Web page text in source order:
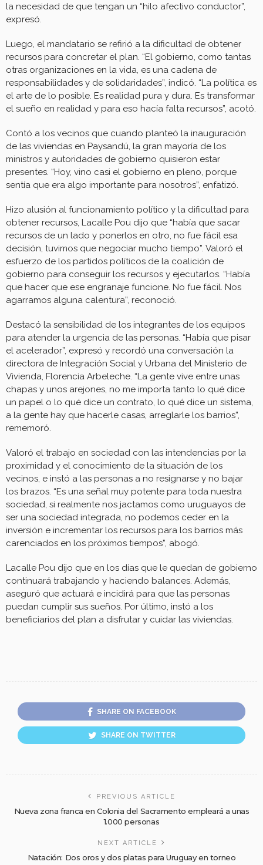
la necesidad de que tengan un “hilo afectivo conductor”,
expresó.
Luego, el mandatario se refirió a la dificultad de obtener
recursos para concretar el plan. “El gobierno, como tantas
otras organizaciones en la vida, es una cadena de
responsabilidades y de solidaridades”, indicó. “La política es
el arte de lo posible. Es realidad pura y dura. Es transformar
el sueño en realidad y para eso hacía falta recursos”, acotó.
Contó a los vecinos que cuando planteó la inauguración
de las viviendas en Paysandú, la gran mayoría de los
ministros y autoridades de gobierno quisieron estar
presentes. “Hoy, vino casi el gobierno en pleno, porque
sentía que era algo importante para nosotros”, enfatizó.
Hizo alusión al funcionamiento político y la dificultad para
obtener recursos, Lacalle Pou dijo que “había que sacar
recursos de un lado y ponerlos en otro, no fue fácil esa
decisión, tuvimos que negociar mucho tiempo”. Valoró el
esfuerzo de los partidos políticos de la coalición de
gobierno para conseguir los recursos y ejecutarlos. “Había
que hacer que ese engranaje funcione. No fue fácil. Nos
agarramos alguna calentura”, reconoció.
Destacó la sensibilidad de los integrantes de los equipos
para atender la urgencia de las personas. “Había que pisar
el acelerador”, expresó y recordó una conversación la
directora de Integración Social y Urbana del Ministerio de
Vivienda, Florencia Arbeleche. “La gente vive entre unas
chapas y unos arejones, no me importa tanto lo qué dice
un papel o lo qué dice un contrato, lo qué dice un sistema,
a la gente hay que hacerle casas, arreglarle los barrios”,
rememoró.
Valoró el trabajo en sociedad con las intendencias por la
proximidad y el conocimiento de la situación de los
vecinos, e instó a las personas a no resignarse y no bajar
los brazos. “Es una señal muy potente para toda nuestra
sociedad, si realmente nos jactamos como uruguayos de
ser una sociedad integrada, no podemos ceder en la
inversión e incrementar los recursos para los barrios más
carenciados en los próximos tiempos”, abogó.
Lacalle Pou dijo que en los días que le quedan de gobierno
continuará trabajando y haciendo balances. Además,
aseguró que actuará e incidirá para que las personas
puedan cumplir sus sueños. Por último, instó a los
beneficiarios del plan a disfrutar y cuidar las viviendas.
SHARE ON FACEBOOK
SHARE ON TWITTER
PREVIOUS ARTICLE
Nueva zona franca en Colonia del Sacramento empleará a unas
1.000 personas
NEXT ARTICLE
Natación: Dos oros y dos platas para Uruguay en torneo